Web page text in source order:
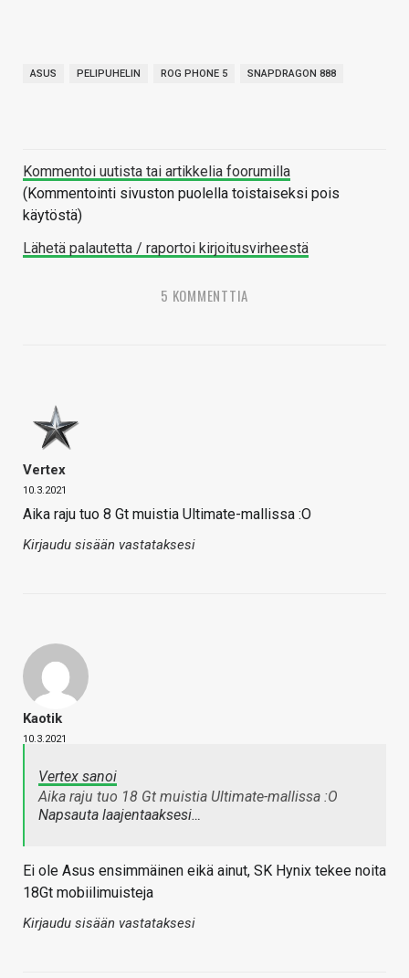
ASUS PELIPUHELIN ROG PHONE 5 SNAPDRAGON 888
Kommentoi uutista tai artikkelia foorumilla
(Kommentointi sivuston puolella toistaiseksi pois
käytöstä)
Lähetä palautetta / raportoi kirjoitusvirheestä
5 KOMMENTTIA
Vertex
10.3.2021
Aika raju tuo 8 Gt muistia Ultimate-mallissa :O
Kirjaudu sisään vastataksesi
Kaotik
10.3.2021
Vertex sanoi
Aika raju tuo 18 Gt muistia Ultimate-mallissa :O
Napsauta laajentaaksesi…
Ei ole Asus ensimmäinen eikä ainut, SK Hynix tekee noita
18Gt mobiilimuisteja
Kirjaudu sisään vastataksesi